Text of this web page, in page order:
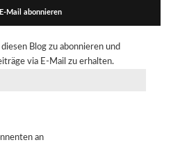
Mail abonnieren
Blog zu abonnieren und
via E-Mail zu erhalten.
an